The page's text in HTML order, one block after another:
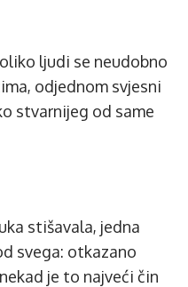
ljudi se neudobno
odjednom svjesni
stvarnijeg od same
stišavala, jedna
svega: otkazano
je to najveći čin